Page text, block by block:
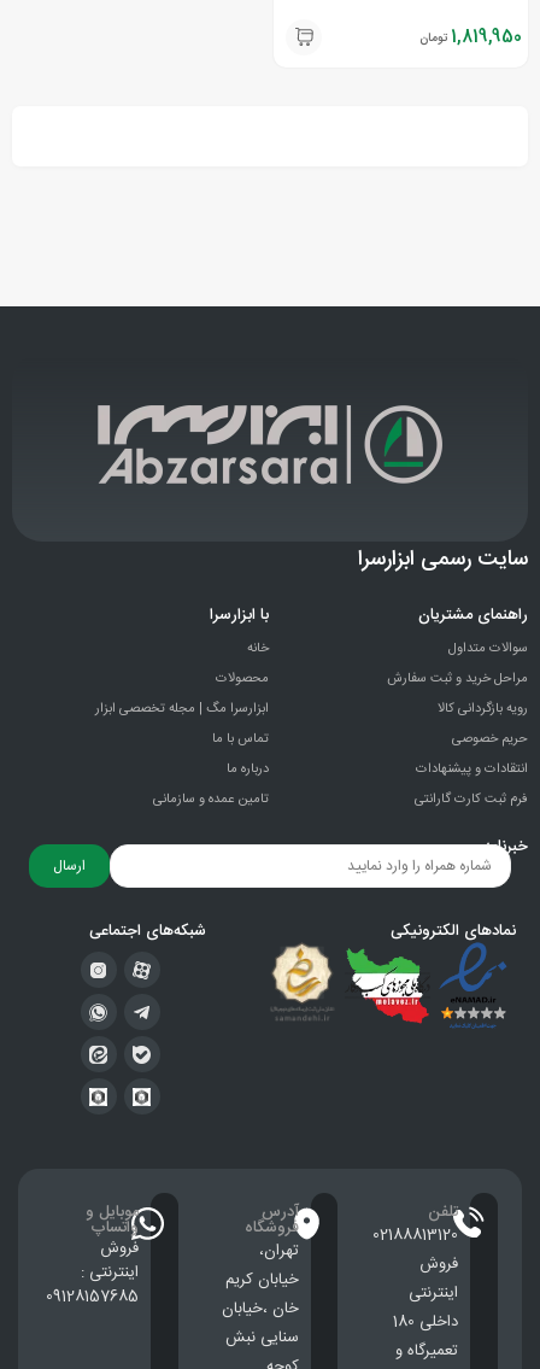
1,819,950 تومان
سایت رسمی ابزارسرا
راهنمای مشتریان
سوالات متداول
مراحل خرید و ثبت سفارش
رویه بازگردانی کالا
حریم خصوصی
انتقادات و پيشنهادات
فرم ثبت کارت گارانتی
با ابزارسرا
خانه
محصولات
ابزارسرا مگ | مجله تخصصی ابزار
تماس با ما
درباره ما
تامین عمده و سازمانی
خبرنامه
ارسال
نمادهای الکترونیکی شبکه‌های اجتماعی
تلفن
02188813120
فروش
اینترنتی
داخلی 180
تعمیرگاه و
آدرس
فروشگاه
تهران،
خيابان كريم
خان ،خيابان
سنایی نبش
موبایل و
واتساپ
فروش
اینترنتی :
09128157685